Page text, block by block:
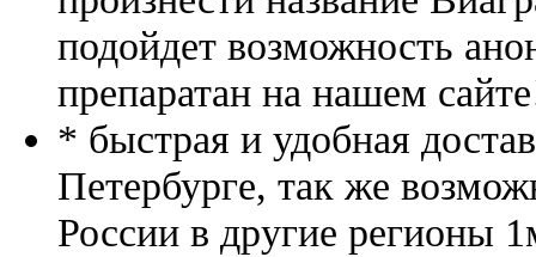
подойдет возможность
препаратан на нашем
* быстрая и удобная
Петербурге, так же
России в другие регионы